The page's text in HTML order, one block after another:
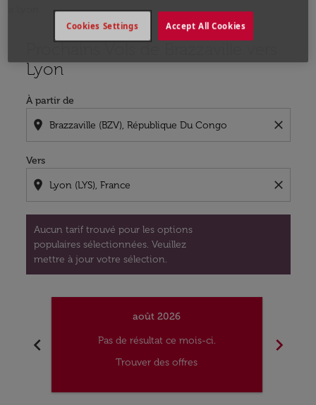
Lyon
À partir de
location_on close
Vers
location_on close
Aucun tarif trouvé pour les options
populaires sélectionnées. Veuillez
mettre à jour votre sélection.
chevron_left
août 2026
Pas de résultat ce mois-ci.
Trouver des offres
chevron_right
Accept All Cookies
Cookies Settings